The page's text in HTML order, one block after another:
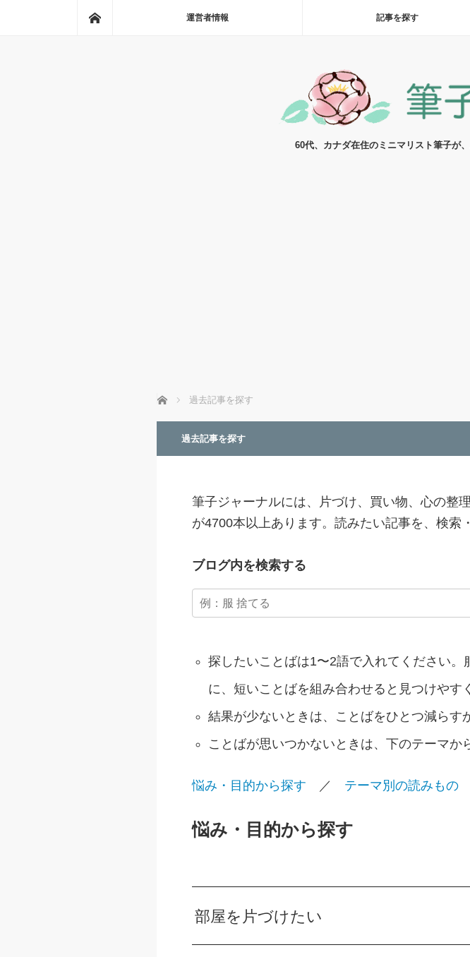
運営者情報 記事を探す
60代、カナダ在住のミニマリスト筆子が
ホーム 過去記事を探す
過去記事を探す
筆子ジャーナルには、片づけ、買い物、心の整
が4700本以上あります。読みたい記事を、検索
ブログ内を検索する
探したいことばは1〜2語で入れてください
に、短いことばを組み合わせると見つけやす
結果が少ないときは、ことばをひとつ減らす
ことばが思いつかないときは、下のテーマか
悩み・目的から探す ／ テーマ別の読みもの
悩み・目的から探す
部屋を片づけたい